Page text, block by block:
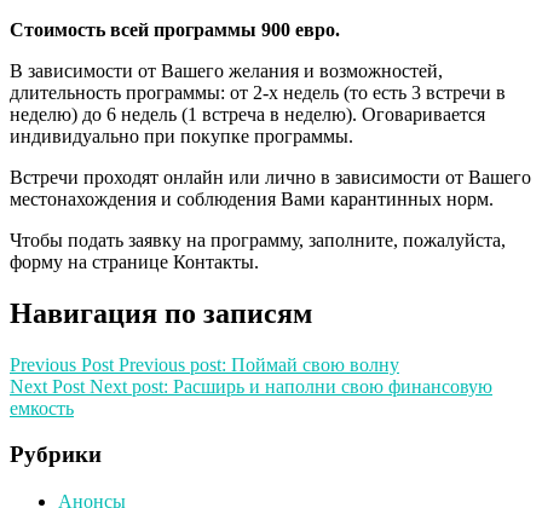
Стоимость всей программы 900 евро.
В зависимости от Вашего желания и возможностей,
длительность программы: от 2-х недель (то есть 3 встречи в
неделю) до 6 недель (1 встреча в неделю). Оговаривается
индивидуально при покупке программы.
Встречи проходят онлайн или лично в зависимости от Вашего
местонахождения и соблюдения Вами карантинных норм.
Чтобы подать заявку на программу, заполните, пожалуйста,
форму на странице Контакты.
Навигация по записям
Previous Post Previous post: Поймай свою волну
Next Post Next post: Расширь и наполни свою финансовую
емкость
Рубрики
Анонсы